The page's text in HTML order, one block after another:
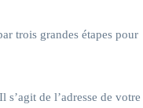
trois grandes étapes pour
s’agit de l’adresse de votre